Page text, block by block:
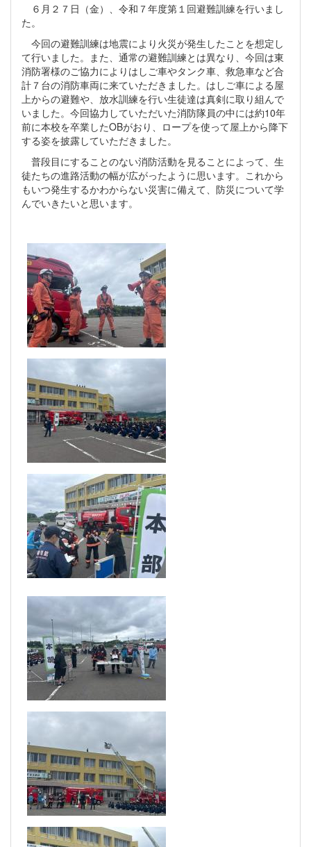
６月２７日（金）、令和７年度第１回避難訓練を行いまし
た。
今回の避難訓練は地震により火災が発生したことを想定し
て行いました。また、通常の避難訓練とは異なり、今回は東
消防署様のご協力によりはしご車やタンク車、救急車など合
計７台の消防車両に来ていただきました。はしご車による屋
上からの避難や、放水訓練を行い生徒達は真剣に取り組んで
いました。今回協力していただいた消防隊員の中には約10年
前に本校を卒業したOBがおり、ロープを使って屋上から降下
する姿を披露していただきました。
普段目にすることのない消防活動を見ることによって、生
徒たちの進路活動の幅が広がったように思います。これから
もいつ発生するかわからない災害に備えて、防災について学
んでいきたいと思います。